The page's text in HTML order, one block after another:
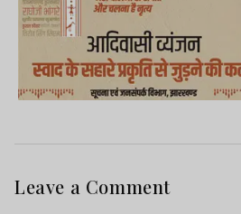
Leave a Comment